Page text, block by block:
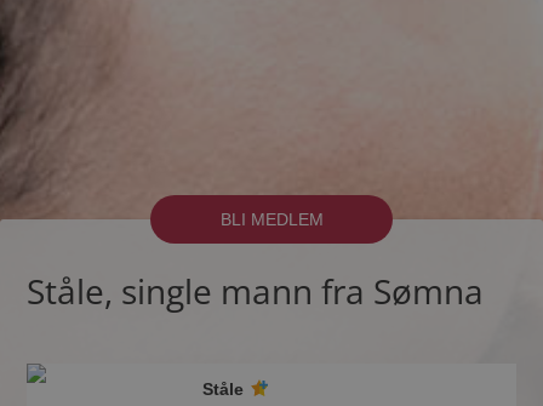
BLI MEDLEM
Ståle, single mann fra Sømna
Ståle